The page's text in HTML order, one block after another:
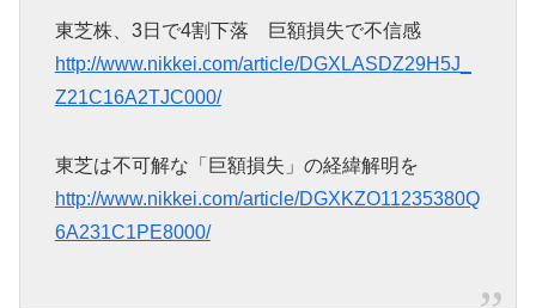
東芝株、3日で4割下落 巨額損失で不信感
http://www.nikkei.com/article/DGXLASDZ29H5J_
Z21C16A2TJC000/
東芝は不可解な「巨額損失」の経緯解明を
http://www.nikkei.com/article/DGXKZO11235380Q
6A231C1PE8000/